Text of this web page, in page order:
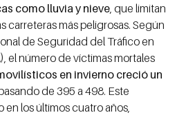
como lluvia y nieve , que limitan
carreteras más peligrosas. Según
de Seguridad del Tráfico en
el número de víctimas mortales
en invierno creció un
pasando de 395 a 498. Este
en los últimos cuatro años,